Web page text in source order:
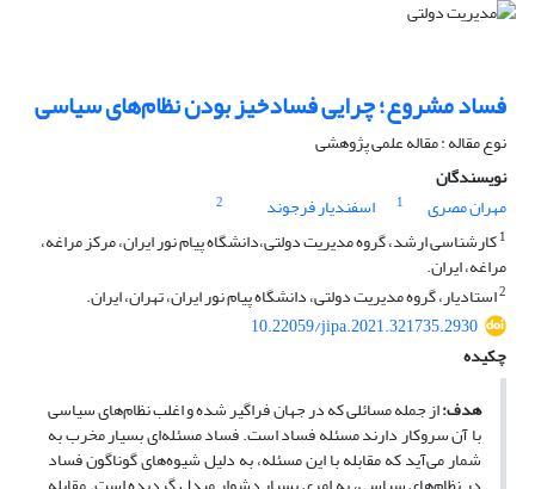
فساد مشروع؛ چرایی فساد‌خیز بودن نظام‌های سیاسی
نوع مقاله : مقاله علمی پژوهشی
نویسندگان
مهران مصری
1 اسفندیار فرجوند
2
1کارشناسی ارشد، گروه مدیریت دولتی،دانشگاه پیام نور ایران، مرکز مراغه،
مراغه، ایران.
2استادیار، گروه مدیریت دولتی، دانشگاه پیام نور ایران، تهران، ایران.
10.22059/jipa.2021.321735.2930
چکیده
هدف:از جمله مسائلی که در جهان فراگیر شده و اغلب نظام‌های سیاسی
با آن سروکار دارند مسئله فساد است. فساد مسئله‌ای بسیار مخرب به
شمار می‌آید که مقابله با این مسئله، به دلیل شیوه‌های گوناگون فساد